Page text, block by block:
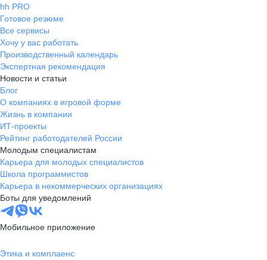
hh PRO
Готовое резюме
Все сервисы
Хочу у вас работать
Производственный календарь
Экспертная рекомендация
Новости и статьи
Блог
О компаниях в игровой форме
Жизнь в компании
ИТ-проекты
Рейтинг работодателей России
Молодым специалистам
Карьера для молодых специалистов
Школа программистов
Карьера в некоммерческих организациях
Боты для уведомлений
Мобильное приложение
Этика и комплаенс